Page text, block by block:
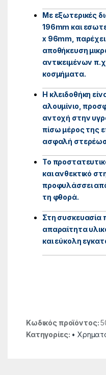
Με εξωτερικές
196mm και
x 96mm,
αποθήκευση
αντικειμένων
κοσμήματα.
Η κλειδοθήκη
αλουμίνιο,
αντοχή στην
πίσω μέρος της
ασφαλή
Το
και ανθεκτικό
προφυλάσσει από
τη φθορά.
Στη συσκευασία
απαραίτητα
και εύκολη
Κωδικός προϊόντος:
Κατηγορίες: •